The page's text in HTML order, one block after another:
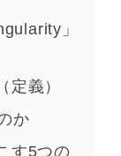
」
義）
か
す5つの